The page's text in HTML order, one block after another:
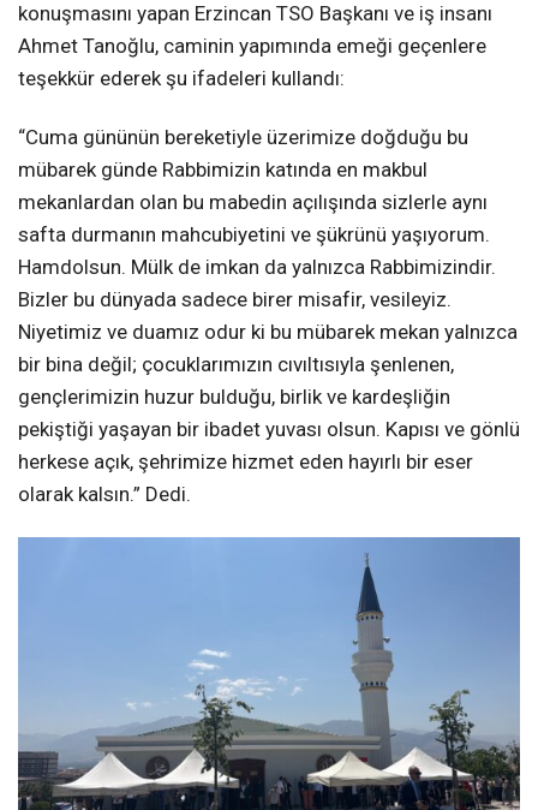
konuşmasını yapan Erzincan TSO Başkanı ve iş insanı
Ahmet Tanoğlu, caminin yapımında emeği geçenlere
teşekkür ederek şu ifadeleri kullandı:
“Cuma gününün bereketiyle üzerimize doğduğu bu
mübarek günde Rabbimizin katında en makbul
mekanlardan olan bu mabedin açılışında sizlerle aynı
safta durmanın mahcubiyetini ve şükrünü yaşıyorum.
Hamdolsun. Mülk de imkan da yalnızca Rabbimizindir.
Bizler bu dünyada sadece birer misafir, vesileyiz.
Niyetimiz ve duamız odur ki bu mübarek mekan yalnızca
bir bina değil; çocuklarımızın cıvıltısıyla şenlenen,
gençlerimizin huzur bulduğu, birlik ve kardeşliğin
pekiştiği yaşayan bir ibadet yuvası olsun. Kapısı ve gönlü
herkese açık, şehrimize hizmet eden hayırlı bir eser
olarak kalsın.” Dedi.